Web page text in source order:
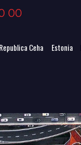
00
Republica Ceha Estonia